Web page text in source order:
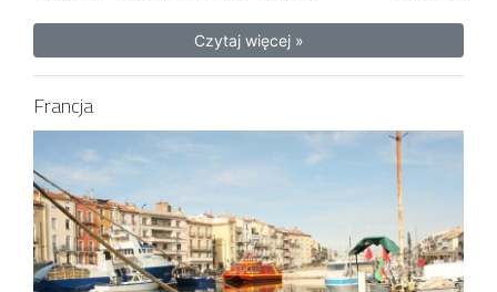
Czytaj więcej »
Francja